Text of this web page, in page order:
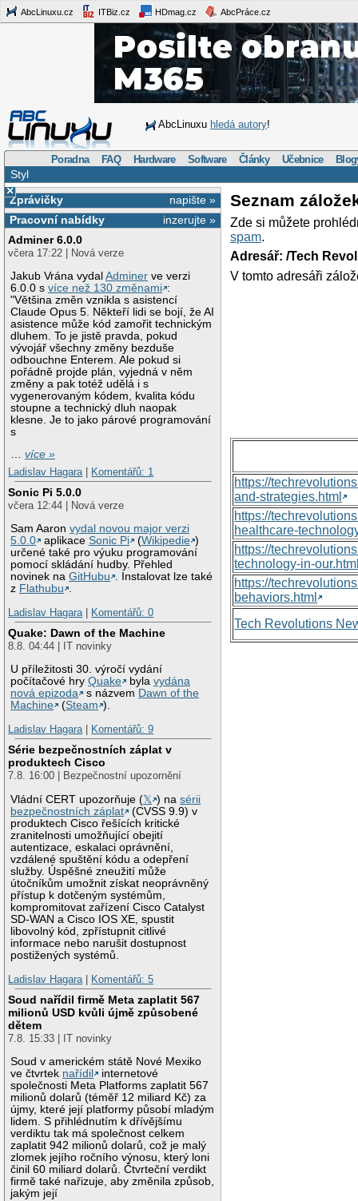
AbcLinuxu.cz ITBiz.cz HDmag.cz AbcPráce.cz
AbcLinuxu hledá autory!
Poradna FAQ Hardware Software Články Učebnice
Styl
×
napište »
Zprávičky
inzerujte »
Pracovní nabídky
Adminer 6.0.0
včera 17:22 | Nová verze
Jakub Vrána vydalAdminer ve verzi
6.0.0 svíce než 130 změnami :
"Většina změn vznikla s asistencí
Claude Opus 5. Někteří lidi se bojí, že AI
asistence může kód zamořit technickým
dluhem. To je jistě pravda, pokud
vývojář všechny změny bezduše
odbouchne Enterem. Ale pokud si
pořádně projde plán, vyjedná v něm
změny a pak totéž udělá i s
vygenerovaným kódem, kvalita kódu
stoupne a technický dluh naopak
klesne. Je to jako párové programování
s
…více »
Ladislav Hagara
Komentářů: 1
Sonic Pi 5.0.0
včera 12:44 | Nová verze
Sam Aaronvydal novou major verzi
5.0.0
aplikaceSonic Pi (Wikipedie )
určené také pro výuku programování
pomocí skládání hudby. Přehled
novinek naGitHubu . Instalovat lze také
z Flathubu .
Ladislav Hagara
Komentářů: 0
Quake: Dawn of the Machine
8.8. 04:44 | IT novinky
U příležitosti 30. výročí vydání
počítačové hryQuake bylavydána
nová epizoda
s názvem Dawn of the
Machine
(Steam ).
Ladislav Hagara
Komentářů: 9
Série bezpečnostních záplat v
produktech Cisco
7.8. 16:00 | Bezpečnostní upozornění
Vládní CERT upozorňuje (𝕏 ) nasérii
bezpečnostních záplat
(CVSS 9.9) v
produktech Cisco řešících kritické
zranitelnosti umožňující obejití
autentizace, eskalaci oprávnění,
vzdálené spuštění kódu a odepření
služby. Úspěšné zneužití může
útočníkům umožnit získat neoprávněný
přístup k dotčeným systémům,
kompromitovat zařízení Cisco Catalyst
SD-WAN a Cisco IOS XE, spustit
libovolný kód, zpřístupnit citlivé
informace nebo narušit dostupnost
postižených systémů.
Ladislav Hagara
Komentářů: 5
Soud nařídil firmě Meta zaplatit 567
milionů USD kvůli újmě způsobené
dětem
7.8. 15:33 | IT novinky
Soud v americkém státě Nové Mexiko
ve čtvrtek nařídil
internetové
společnosti Meta Platforms zaplatit 567
milionů dolarů (téměř 12 miliard Kč) za
újmy, které její platformy působí mladým
lidem. S přihlédnutím k dřívějšímu
verdiktu tak má společnost celkem
zaplatit 942 milionů dolarů, což je malý
zlomek jejího ročního výnosu, který loni
činil 60 miliard dolarů. Čtvrteční verdikt
firmě také nařizuje, aby změnila způsob,
jakým její
Seznam
Zde si můžete
spam.
Adresář: /Tech
V tomto adresáři
https://
and-strategies.html
https://
healthcare-
https://
technology-in-
https://
behaviors.html
Tech Revolutions